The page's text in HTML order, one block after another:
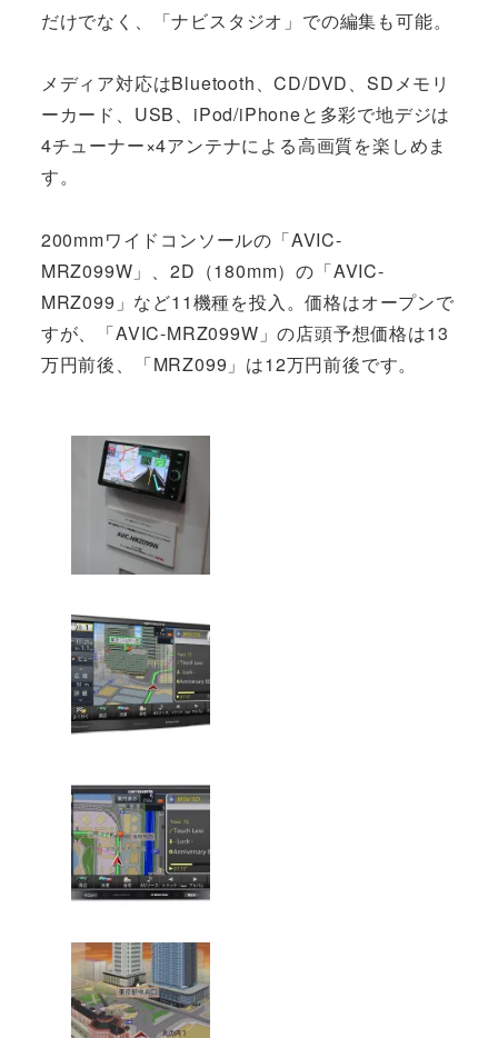
だけでなく、「ナビスタジオ」での編集も可能。
メディア対応はBluetooth、CD/DVD、SDメモリ
ーカード、USB、iPod/iPhoneと多彩で地デジは
4チューナー×4アンテナによる高画質を楽しめま
す。
200mmワイドコンソールの「AVIC-
MRZ099W」、2D（180mm）の「AVIC-
MRZ099」など11機種を投入。価格はオープンで
すが、「AVIC-MRZ099W」の店頭予想価格は13
万円前後、「MRZ099」は12万円前後です。